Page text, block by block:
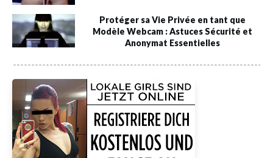
Protéger sa Vie Privée en tant que
Modèle Webcam : Astuces Sécurité et
Anonymat Essentielles